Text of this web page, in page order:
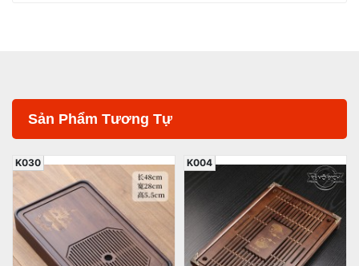
Sản Phẩm Tương Tự
K030 K004